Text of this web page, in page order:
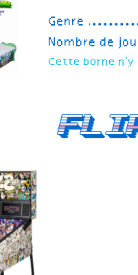
Genre
Nombre de
Cette borne n'y